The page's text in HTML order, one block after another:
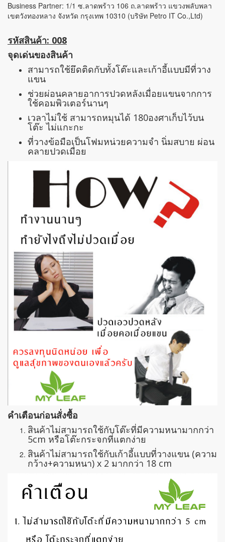
Business Partner: 1/1 ซ.ลาดพร้าว 106 ถ.ลาดพร้าว แขวงพลับพลา
เขตวังทองหลาง จังหวัด กรุงเทพ 10310 (บริษัท Petro IT Co.,Ltd)
รหัสสินค้า: 008
จุดเด่นของสินค้า
สามารถใช้ยึดติดกับทั้งโต๊ะและเก้าอี้แบบมีที่วาง
แขน
ช่วยผ่อนคลายอาการปวดหลังเมื่อยแขนจากการ
ใช้คอมพิวเตอร์นานๆ
เวลาไม่ใช้ สามารถหมุนได้ 180องศาเก็บไว้บน
โต๊ะ ไม่แกะกะ
ที่วางข้อมือเป็นโฟมหน่วยความจำ นิ่มสบาย ผ่อน
คลายปวดเมื่อย
คำเตือนก่อนสั่งซื้อ
สินค้าไม่สามารถใช้กับโต๊ะที่มีความหนามากกว่า
5cm หรือโต๊ะกระจกที่แตกง่าย
สินค้าไม่สามารถใช้กับเก้าอี้แบบที่วางแขน (ความ
กว้าง+ความหนา) x 2 มากกว่า 18 cm